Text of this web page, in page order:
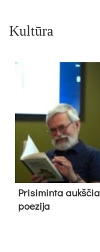
Kultūra
Pri­si­min­ta
poe­zi­ja